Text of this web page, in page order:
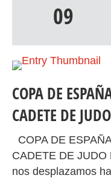
09
COPA DE
CADETE DE JUDO
COPA DE
CADETE DE
nos desplazamos